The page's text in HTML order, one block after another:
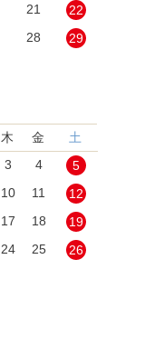
21
22
28
29
木 金
土
3 4
5
10 11
12
17 18
19
24 25
26